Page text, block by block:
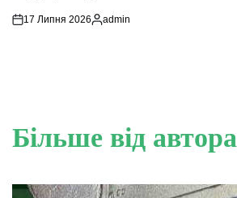
17 Липня 2026
Опубліковано
admin
Більше від автора